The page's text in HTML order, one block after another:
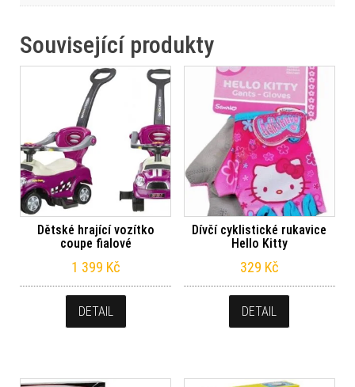
Související produkty
Dětské hrající vozítko
coupe fialové
1 399 Kč
DETAIL
Dívčí cyklistické rukavice
Hello Kitty
329 Kč
DETAIL